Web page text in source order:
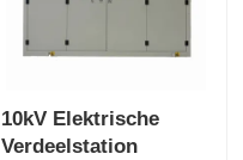
10kV Elektrische
Verdeelstation